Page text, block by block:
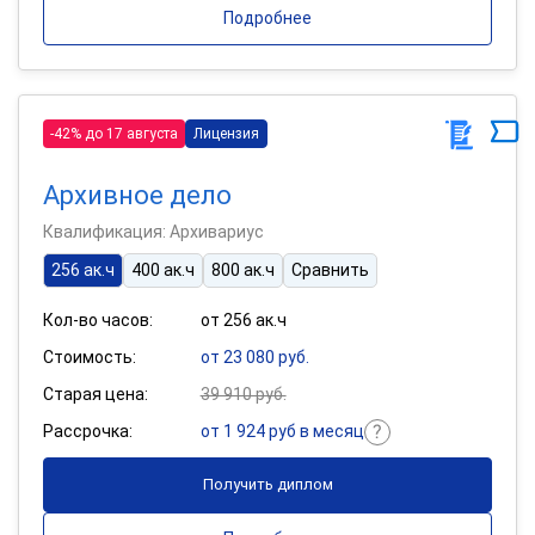
Подробнее
-42% до 17 августа Лицензия
Архивное дело
Квалификация: Архивариус
256 ак.ч
400 ак.ч 800 ак.ч Сравнить
Кол-во часов:
от 256 ак.ч
Стоимость:
от 23 080 руб.
Старая цена:
39 910 руб.
Рассрочка:
от 1 924 руб в месяц
Получить диплом